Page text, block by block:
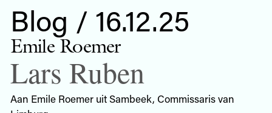
Blog / 16.12.25
Emile Roemer
Lars Ruben
Aan Emile Roemer uit Sambeek, Commissaris van